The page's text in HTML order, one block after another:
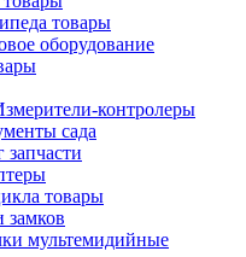
товары
оборудование
контролеры
сада
запчасти
товары
мультемидийные